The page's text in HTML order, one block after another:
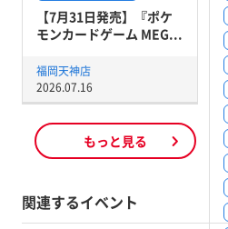
【7月31日発売】『ポケ
モンカードゲーム MEG...
福岡天神店
2026.07.16
もっと見る
関連するイベント